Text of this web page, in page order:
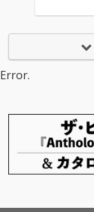
Error.